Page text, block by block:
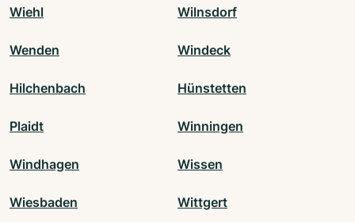
Wiehl Wilnsdorf
Wenden Windeck
Hilchenbach Hünstetten
Plaidt Winningen
Windhagen Wissen
Wiesbaden Wittgert